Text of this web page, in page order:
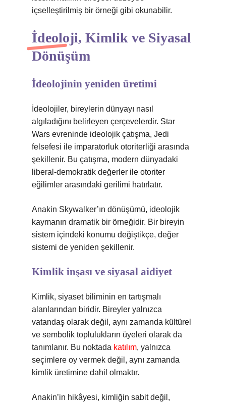
içselleştirilmiş bir örneği gibi okunabilir.
İdeoloji, Kimlik ve Siyasal
Dönüşüm
İdeolojinin yeniden üretimi
İdeolojiler, bireylerin dünyayı nasıl
algıladığını belirleyen çerçevelerdir. Star
Wars evreninde ideolojik çatışma, Jedi
felsefesi ile imparatorluk otoriterliği arasında
şekillenir. Bu çatışma, modern dünyadaki
liberal-demokratik değerler ile otoriter
eğilimler arasındaki gerilimi hatırlatır.
Anakin Skywalker’ın dönüşümü, ideolojik
kaymanın dramatik bir örneğidir. Bir bireyin
sistem içindeki konumu değiştikçe, değer
sistemi de yeniden şekillenir.
Kimlik inşası ve siyasal aidiyet
Kimlik, siyaset biliminin en tartışmalı
alanlarından biridir. Bireyler yalnızca
vatandaş olarak değil, aynı zamanda kültürel
ve sembolik toplulukların üyeleri olarak da
tanımlanır. Bu noktada katılım, yalnızca
seçimlere oy vermek değil, aynı zamanda
kimlik üretimine dahil olmaktır.
Anakin’in hikâyesi, kimliğin sabit değil,